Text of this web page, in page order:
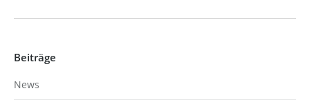
Beiträge
News